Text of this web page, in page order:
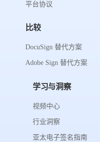
平台协议
比较
DocuSign 替代方案
Adobe Sign 替代方案
学习与洞察
视频中心
行业洞察
亚太电子签名指南